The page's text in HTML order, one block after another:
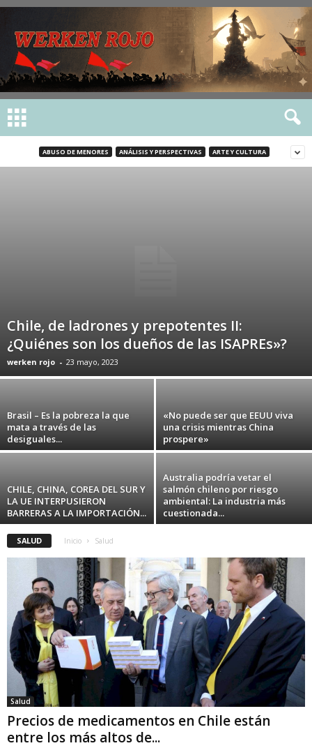
ABUSO DE MENORES ANÁLISIS Y PERSPECTIVAS ARTE Y CULTURA
Chile, de ladrones y prepotentes II:
¿Quiénes son los dueños de las ISAPREs»?
werken rojo - 23 mayo, 2023
Brasil – Es la pobreza la que
mata a través de las
desiguales...
«No puede ser que EEUU viva
una crisis mientras China
prospere»
CHILE, CHINA, COREA DEL SUR Y
LA UE INTERPUSIERON
BARRERAS A LA IMPORTACIÓN...
Australia podría vetar el
salmón chileno por riesgo
ambiental: La industria más
cuestionada...
SALUD Inicio Salud
Salud
Precios de medicamentos en Chile están
entre los más altos de...